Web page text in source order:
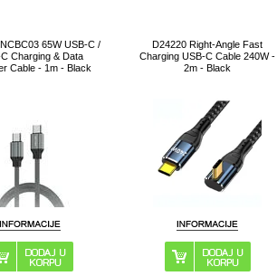
65W USB-C /
Charging & Data
Cable - 1m - Black
D24220 Right-Angle Fast
Charging USB-C Cable 240W -
2m - Black